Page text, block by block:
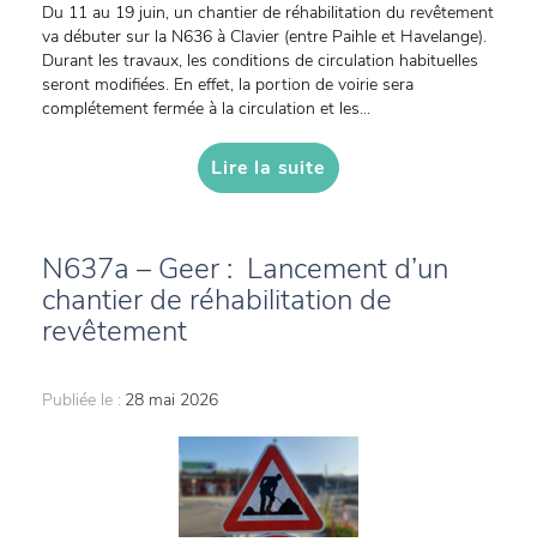
Du 11 au 19 juin, un chantier de réhabilitation du revêtement
va débuter sur la N636 à Clavier (entre Paihle et Havelange).
Durant les travaux, les conditions de circulation habituelles
seront modifiées. En effet, la portion de voirie sera
complétement fermée à la circulation et les...
Lire la suite
N637a – Geer : Lancement d’un
chantier de réhabilitation de
revêtement
Publiée le : 28 mai 2026